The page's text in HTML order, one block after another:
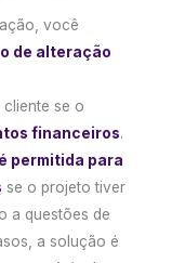
você
de alteração
se o
financeiros.
permitida para
se o projeto tiver
a questões de
a solução é